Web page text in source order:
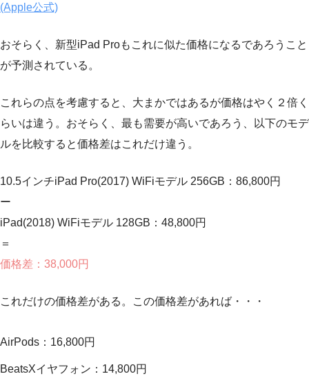
(Apple公式)
おそらく、新型iPad Proもこれに似た価格になるであろうこと
が予測されている。
これらの点を考慮すると、大まかではあるが価格はやく２倍く
らいは違う。おそらく、最も需要が高いであろう、以下のモデ
ルを比較すると価格差はこれだけ違う。
10.5インチiPad Pro(2017) WiFiモデル 256GB：86,800円
ー
iPad(2018) WiFiモデル 128GB：48,800円
＝
価格差：38,000円
これだけの価格差がある。この価格差があれば・・・
AirPods：16,800円
BeatsXイヤフォン：14,800円